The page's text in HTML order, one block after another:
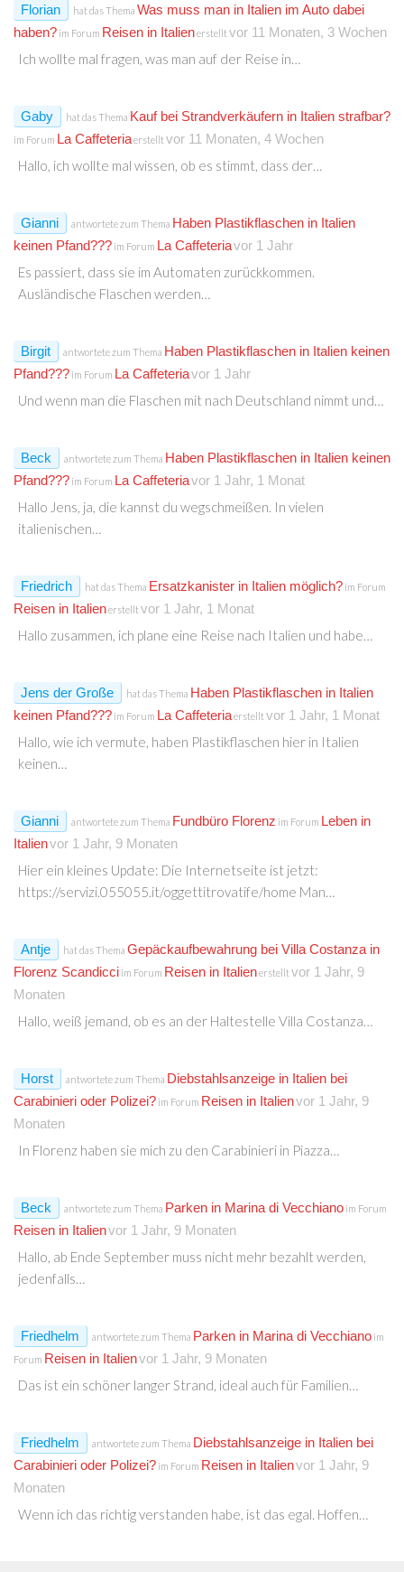
Florian hat das Thema Was muss man in Italien im Auto dabei
haben? im Forum Reisen in Italienerstellt vor 11 Monaten, 3 Wochen
Ich wollte mal fragen, was man auf der Reise in…
Gaby hat das Thema Kauf bei Strandverkäufern in Italien strafbar?
im Forum La Caffeteriaerstellt vor 11 Monaten, 4 Wochen
Hallo, ich wollte mal wissen, ob es stimmt, dass der…
Gianni antwortete zum Thema Haben Plastikflaschen in Italien
keinen Pfand??? im Forum La Caffeteriavor 1 Jahr
Es passiert, dass sie im Automaten zurückkommen.
Ausländische Flaschen werden…
Birgit antwortete zum Thema Haben Plastikflaschen in Italien keinen
Pfand??? im Forum La Caffeteriavor 1 Jahr
Und wenn man die Flaschen mit nach Deutschland nimmt und…
Beck antwortete zum Thema Haben Plastikflaschen in Italien keinen
Pfand??? im Forum La Caffeteriavor 1 Jahr, 1 Monat
Hallo Jens, ja, die kannst du wegschmeißen. In vielen
italienischen…
Friedrich hat das Thema Ersatzkanister in Italien möglich? im Forum
Reisen in Italienerstellt vor 1 Jahr, 1 Monat
Hallo zusammen, ich plane eine Reise nach Italien und habe…
Jens der Große hat das Thema Haben Plastikflaschen in Italien
keinen Pfand??? im Forum La Caffeteriaerstellt vor 1 Jahr, 1 Monat
Hallo, wie ich vermute, haben Plastikflaschen hier in Italien
keinen…
Gianni antwortete zum Thema Fundbüro Florenz im Forum Leben in
Italienvor 1 Jahr, 9 Monaten
Hier ein kleines Update: Die Internetseite ist jetzt:
https://servizi.055055.it/oggettitrovatife/home Man…
Antje hat das Thema Gepäckaufbewahrung bei Villa Costanza in
Florenz Scandicci im Forum Reisen in Italienerstellt vor 1 Jahr, 9
Monaten
Hallo, weiß jemand, ob es an der Haltestelle Villa Costanza…
Horst antwortete zum Thema Diebstahlsanzeige in Italien bei
Carabinieri oder Polizei? im Forum Reisen in Italienvor 1 Jahr, 9
Monaten
In Florenz haben sie mich zu den Carabinieri in Piazza…
Beck antwortete zum Thema Parken in Marina di Vecchiano im Forum
Reisen in Italienvor 1 Jahr, 9 Monaten
Hallo, ab Ende September muss nicht mehr bezahlt werden,
jedenfalls…
Friedhelm antwortete zum Thema Parken in Marina di Vecchiano im
Forum Reisen in Italienvor 1 Jahr, 9 Monaten
Das ist ein schöner langer Strand, ideal auch für Familien…
Friedhelm antwortete zum Thema Diebstahlsanzeige in Italien bei
Carabinieri oder Polizei? im Forum Reisen in Italienvor 1 Jahr, 9
Monaten
Wenn ich das richtig verstanden habe, ist das egal. Hoffen…